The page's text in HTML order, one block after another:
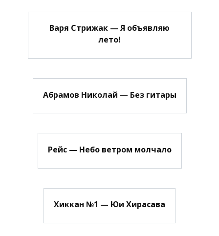
Варя Стрижак — Я объявляю
лето!
Абрамов Николай — Без гитары
Рейс — Небо ветром молчало
Хиккан №1 — Юи Хирасава